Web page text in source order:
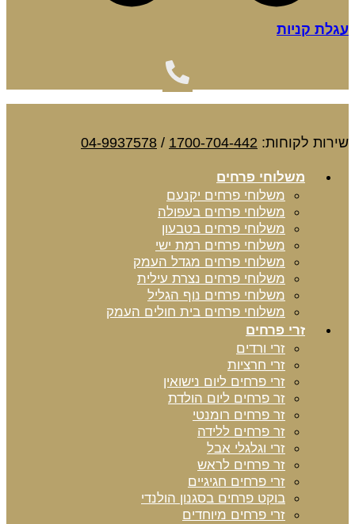
עגלת קניות
שירות לקוחות: 1700-704-442
/
04-9937578
משלוחי פרחים
משלוחי פרחים יקנעם
משלוחי פרחים בעפולה
משלוחי פרחים בטבעון
משלוחי פרחים רמת ישי
משלוחי פרחים מגדל העמק
משלוחי פרחים נצרת עילית
משלוחי פרחים נוף הגליל
משלוחי פרחים בית חולים העמק
זרי פרחים
זרי ורדים
זרי חרציות
זרי פרחים ליום נישואין
זר פרחים ליום הולדת
זר פרחים רומנטי
זר פרחים ללידה
זרי וגלגלי אבל
זר פרחים לראש
זרי פרחים חגיגיים
בוקט פרחים בסגנון הולנדי
זרי פרחים מיוחדים